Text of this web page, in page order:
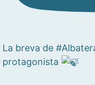
La breva de
protagonista